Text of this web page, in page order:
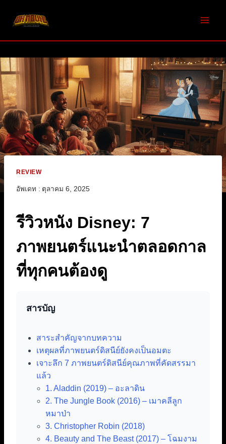
REVIEW
อัพเดท : ตุลาคม 6, 2025
รีวิวหนัง Disney: 7
ภาพยนตร์แนะนำตลอดกาล
ที่ทุกคนต้องดู
สารบัญ
สาระสำคัญจากบทความ
เหตุผลที่ภาพยนตร์ดิสนีย์ยังคงเป็นอมตะ
เจาะลึก 7 ภาพยนตร์ดิสนีย์คุณภาพที่คัดสรรมา
แล้ว
1. Aladdin (2019) – อะลาดิน
2. The Jungle Book (2016) – เมาคลีลูก
หมาป่า
3. Christopher Robin (2018)
4. Beauty and The Beast (2017) – โฉมงาม